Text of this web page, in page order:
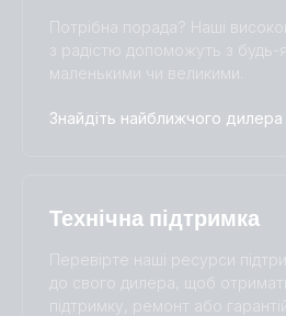
Change language
Čeština
Deutsch
Italiano
Suomalainen
Русский
中國人
Subscribe
Потрібна порада? Наші
з радістю допоможуть з будь-
маленькими чи великими.
Знайдіть найближчого дилера
Технічна підтримка
Перевірте наші ресурси
до свого дилера, щоб отримати
підтримку, ремонт або